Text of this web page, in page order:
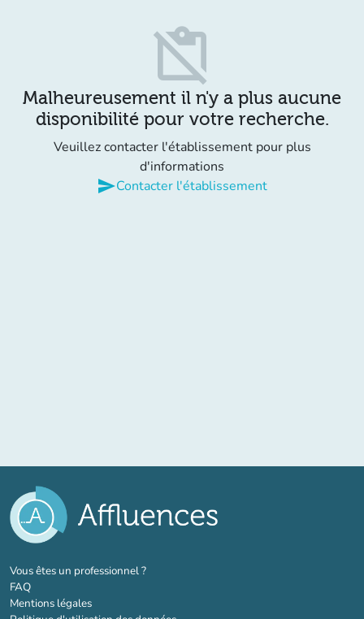
content_paste_off
Malheureusement il n'y a plus aucune
disponibilité pour votre recherche.
Veuillez contacter l'établissement pour plus
d'informations
sendContacter l'établissement
Vous êtes un professionnel ?(nouvel onglet)
FAQ
Mentions légales